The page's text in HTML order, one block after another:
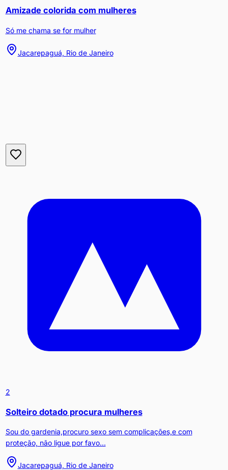
Amizade colorida com mulheres
Só me chama se for mulher
Jacarepaguá, Rio de Janeiro
2
Solteiro dotado procura mulheres
Sou do gardenia,procuro sexo sem complicações,e com
proteção, não ligue por favo...
Jacarepaguá, Rio de Janeiro